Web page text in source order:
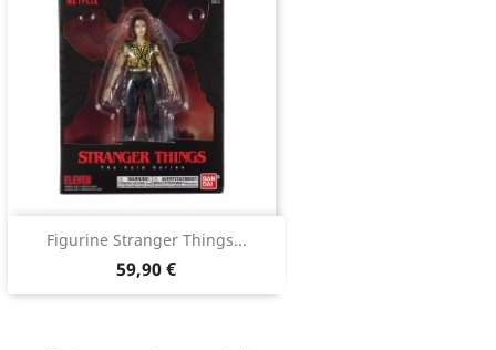
Figurine Stranger Things...
59,90 €